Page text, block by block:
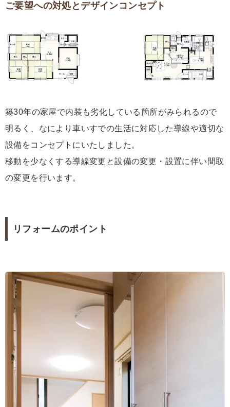
ご要望への対処とデザインコンセプト
築30年の家屋で内装も劣化している箇所がみられるので
明るく、なにより車いすでの生活に対応した導線や適切な
設備をコンセプトにいたしました。
移動を少なくする導線変更と設備の変更・設置に伴い間取
の変更を行います。
リフォームのポイント